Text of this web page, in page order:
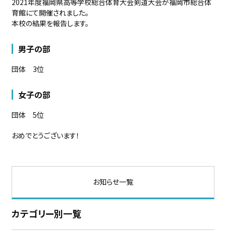
2021年度福岡県高等学校総合体育大会剣道大会が福岡市総合体
育館にて開催されました。
本校の結果を報告します。
男子の部
団体 3位
女子の部
団体 5位
おめでとうございます！
お知らせ一覧
カテゴリー別一覧